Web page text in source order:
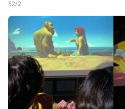
52/2